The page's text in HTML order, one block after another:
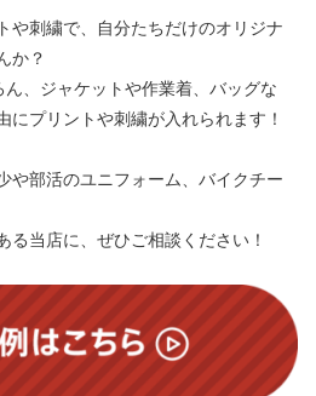
や刺繍で、自分たちだけのオリジナ
か？
、ジャケットや作業着、バッグな
にプリントや刺繍が入れられます！
や部活のユニフォーム、バイクチー
当店に、ぜひご相談ください！